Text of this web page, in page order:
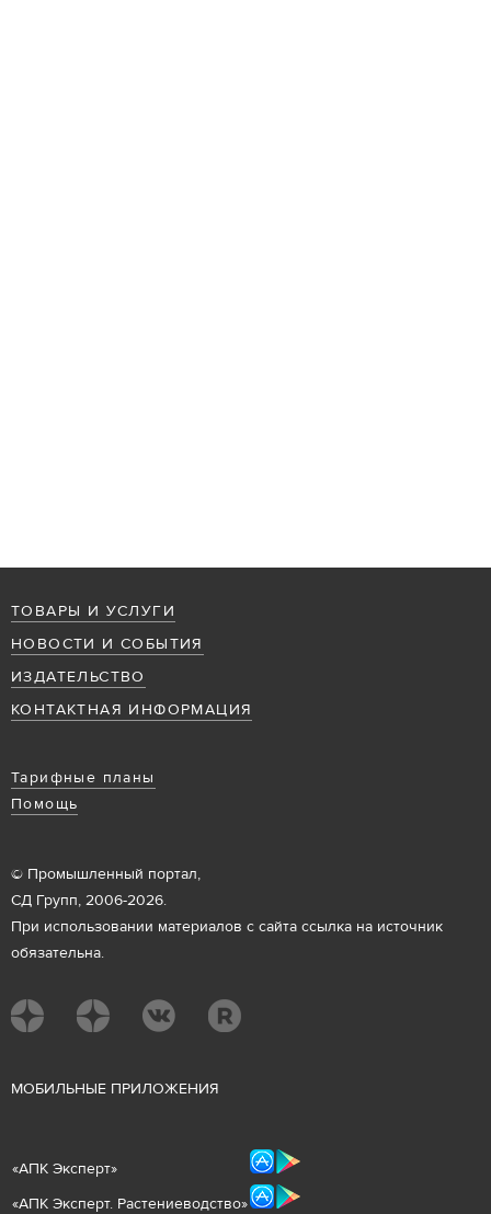
ТОВАРЫ И УСЛУГИ
НОВОСТИ И СОБЫТИЯ
ИЗДАТЕЛЬСТВО
КОНТАКТНАЯ ИНФОРМАЦИЯ
Тарифные планы
Помощь
© Промышленный портал,
СД Групп, 2006-2026.
При использовании материалов с сайта ссылка на источник
обязательна.
МОБИЛЬНЫЕ ПРИЛОЖЕНИЯ
«АПК Эксперт»
«АПК Эксперт. Растениеводство»